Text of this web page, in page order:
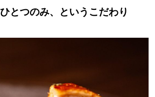
とつのみ、というこだわり